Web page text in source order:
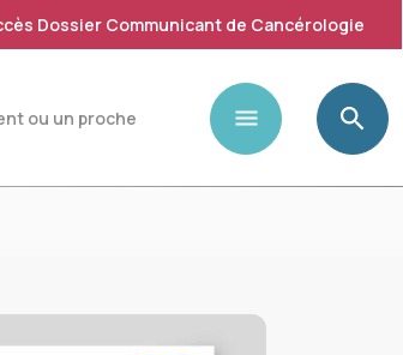
Dossier Communicant de Cancérologie
ou un proche